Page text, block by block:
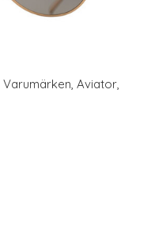
Varumärken, Aviator,